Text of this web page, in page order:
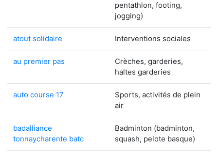
pentathlon, footing,
jogging)
atout solidaire Interventions sociales
au premier pas
Crèches, garderies,
haltes garderies
auto course 17
Sports, activités de plein
air
badalliance
tonnaycharente batc
Badminton (badminton,
squash, pelote basque)